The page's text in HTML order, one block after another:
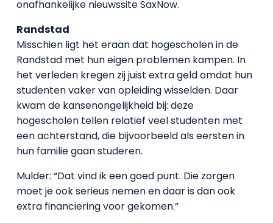
onafhankelijke nieuwssite SaxNow.
Randstad
Misschien ligt het eraan dat hogescholen in de
Randstad met hun eigen problemen kampen. In
het verleden kregen zij juist extra geld omdat hun
studenten vaker van opleiding wisselden. Daar
kwam de kansenongelijkheid bij: deze
hogescholen tellen relatief veel studenten met
een achterstand, die bijvoorbeeld als eersten in
hun familie gaan studeren.
Mulder: “Dat vind ik een goed punt. Die zorgen
moet je ook serieus nemen en daar is dan ook
extra financiering voor gekomen.”